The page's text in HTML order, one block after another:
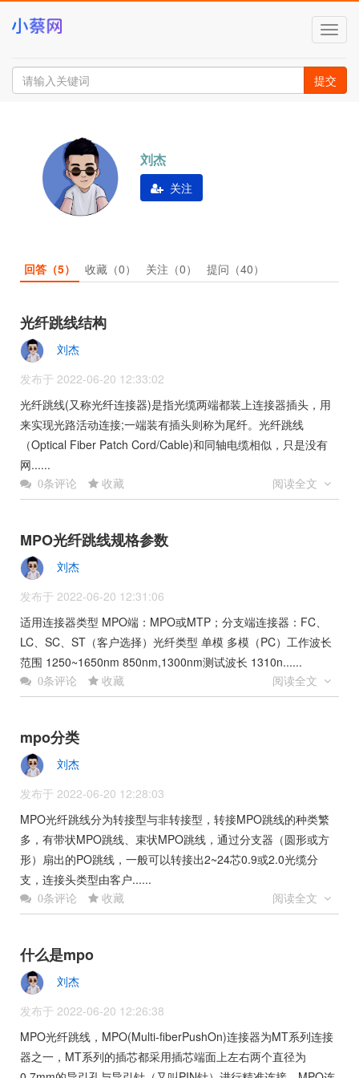
切
换
导
航
提交
刘杰
关注
回答 （5） 收藏 （0） 关注 （0） 提问 （40）
光纤跳线结构
刘杰
发布于 2022-06-20 12:33:02
光纤跳线(又称光纤连接器)是指光缆两端都装上连接器插头，用
来实现光路活动连接;一端装有插头则称为尾纤。光纤跳线
（Optical Fiber Patch Cord/Cable)和同轴电缆相似，只是没有
网......
0条评论 收藏 阅读全文
MPO光纤跳线规格参数
刘杰
发布于 2022-06-20 12:31:06
适用连接器类型 MPO端：MPO或MTP；分支端连接器：FC、
LC、SC、ST（客户选择）光纤类型 单模 多模（PC）工作波长
范围 1250~1650nm 850nm,1300nm测试波长 1310n......
0条评论 收藏 阅读全文
mpo分类
刘杰
发布于 2022-06-20 12:28:03
MPO光纤跳线分为转接型与非转接型，转接MPO跳线的种类繁
多，有带状MPO跳线、束状MPO跳线，通过分支器（圆形或方
形）扇出的PO跳线，一般可以转接出2~24芯0.9或2.0光缆分
支，连接头类型由客户......
0条评论 收藏 阅读全文
什么是mpo
刘杰
发布于 2022-06-20 12:26:38
MPO光纤跳线，MPO(Multi-fiberPushOn)连接器为MT系列连接
器之一，MT系列的插芯都采用插芯端面上左右两个直径为